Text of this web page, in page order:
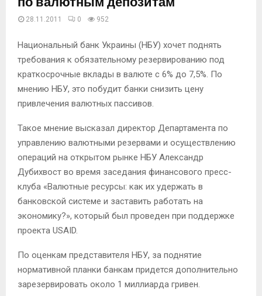
28.11.2011 0 952
Национальный банк Украины (НБУ) хочет поднять
требования к обязательному резервированию под
краткосрочные вклады в валюте с 6% до 7,5%. По
мнению НБУ, это побудит банки снизить цену
привлечения валютных пассивов.
Такое мнение высказал директор Департамента по
управлению валютными резервами и осуществлению
операций на открытом рынке НБУ Александр
Дубихвост во время заседания финансового пресс-
клуба «Валютные ресурсы: как их удержать в
банковской системе и заставить работать на
экономику?», который был проведен при поддержке
проекта USAID.
По оценкам представителя НБУ, за поднятие
нормативной планки банкам придется дополнительно
зарезервировать около 1 миллиарда гривен.